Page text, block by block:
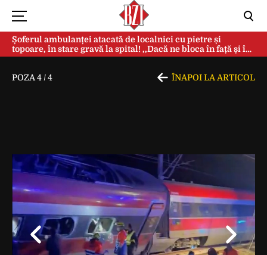
Șoferul ambulanței atacată de localnici cu pietre și
topoare, în stare gravă la spital! ,,Dacă ne bloca în față și în
spate, ne omorau…”
POZA 4 /4 ÎNAPOI LA ARTICOL